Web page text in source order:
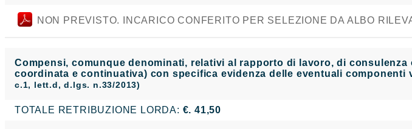
NON PREVISTO. INCARICO CONFERITO PER SELEZIONE DA ALBO
Compensi, comunque denominati, relativi al rapporto di lavoro, di
coordinata e continuativa) con specifica evidenza delle eventuali
c.1, lett.d, d.lgs. n.33/2013)
TOTALE RETRIBUZIONE LORDA: €. 41,50